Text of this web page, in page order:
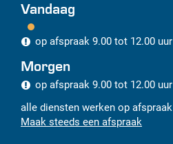
Vandaag
op afspraak 9.00 tot 12.00 uur
Morgen
op afspraak 9.00 tot 12.00 uur
alle diensten werken op afspraak
Maak steeds een afspraak